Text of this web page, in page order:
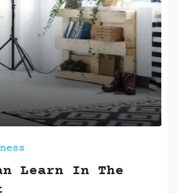
Learn In The